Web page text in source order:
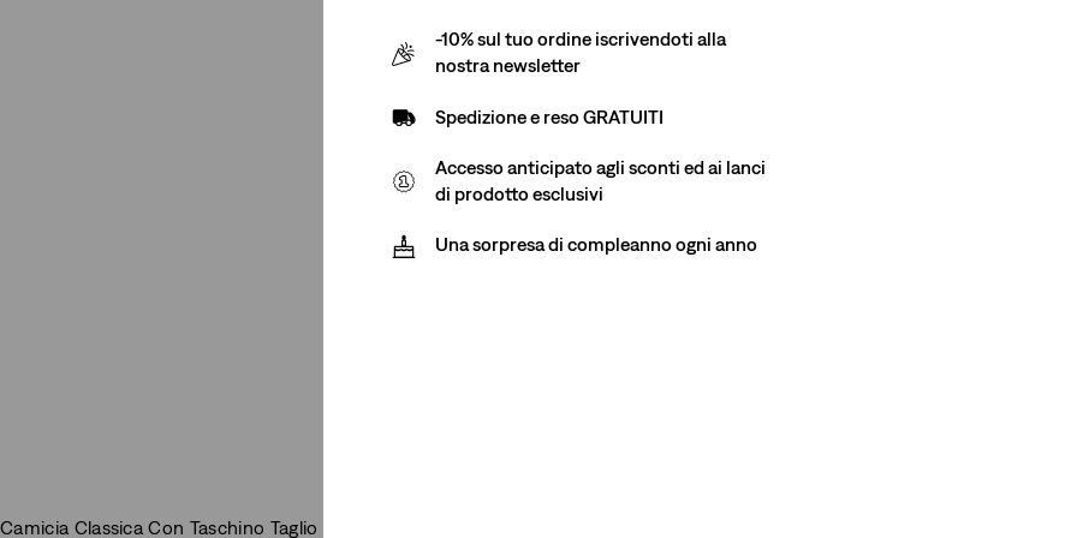
Camicia Classica Con Taschino Taglio Standard
-10% sul tuo ordine iscrivendoti alla
nostra newsletter
Spedizione e reso GRATUITI
Accesso anticipato agli sconti ed ai lanci
di prodotto esclusivi
Una sorpresa di compleanno ogni anno